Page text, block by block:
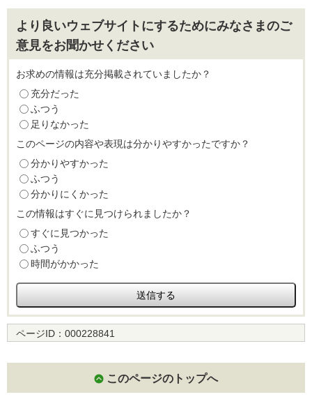
より良いウェブサイトにするためにみなさまのご
意見をお聞かせください
お求めの情報は充分掲載されていましたか？
充分だった
ふつう
足りなかった
このページの内容や表現は分かりやすかったですか？
分かりやすかった
ふつう
分かりにくかった
この情報はすぐに見つけられましたか？
すぐに見つかった
ふつう
時間がかかった
ページID： 000228841
このページのトップへ